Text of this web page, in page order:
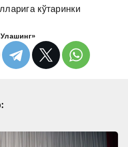
кўтаринки